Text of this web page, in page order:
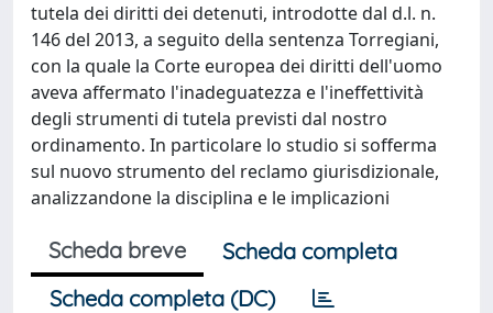
tutela dei diritti dei detenuti, introdotte dal d.l. n.
146 del 2013, a seguito della sentenza Torregiani,
con la quale la Corte europea dei diritti dell'uomo
aveva affermato l'inadeguatezza e l'ineffettività
degli strumenti di tutela previsti dal nostro
ordinamento. In particolare lo studio si sofferma
sul nuovo strumento del reclamo giurisdizionale,
analizzandone la disciplina e le implicazioni
Scheda breve
Scheda completa
Scheda completa (DC)